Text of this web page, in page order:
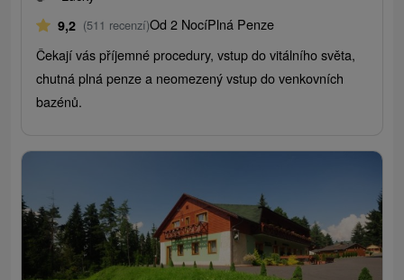
9,2 (511 recenzí)Od 2 NocíPlná Penze
Čekají vás příjemné procedury, vstup do vitálního světa,
chutná plná penze a neomezený vstup do venkovních
bazénů.